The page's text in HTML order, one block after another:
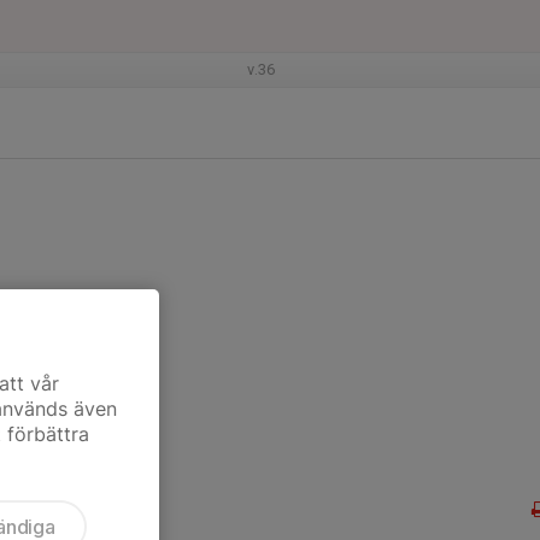
v.36
vår
även
förbättra